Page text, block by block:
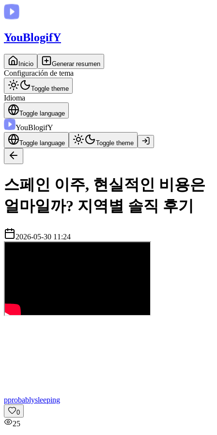
YouBlogifY
Inicio Generar resumen
Configuración de tema
Toggle theme
Idioma
Toggle language
YouBlogifY
Toggle language Toggle theme
스페인 이주, 현실적인 비용은
얼마일까? 지역별 솔직 후기
2026-05-30 11:24
pprobablysleeping
0
25